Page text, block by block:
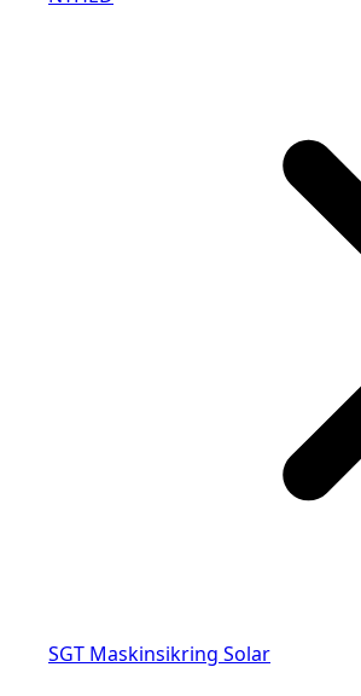
SGT Maskinsikring Solar